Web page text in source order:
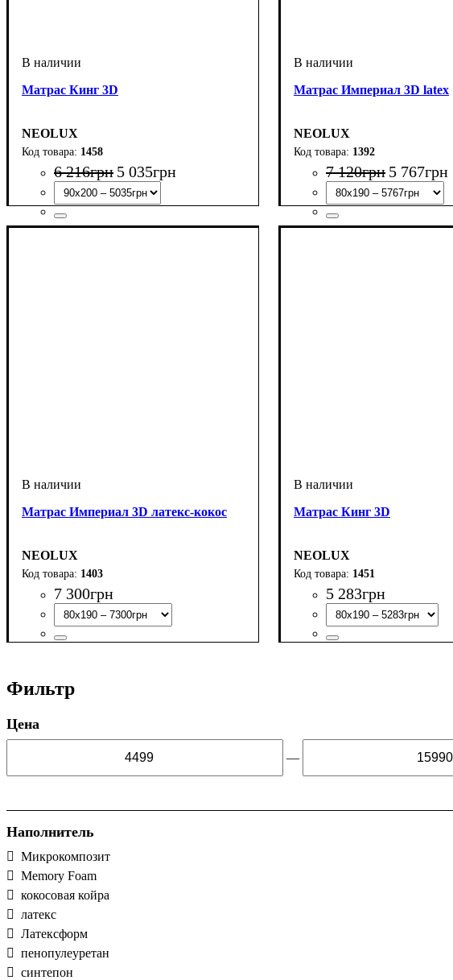
Матрас Кинг 3D
NEOLUX
1458
6 216грн 5 035грн
Матрас Империал 3D latex
NEOLUX
1392
7 120грн 5 767грн
Матрас Империал 3D латекс-кокос
NEOLUX
1403
7 300грн
Матрас Кинг 3D
NEOLUX
1451
5 283грн
Фильтр
Цена
—
Наполнитель
Микрокомпозит
Memory Foam
кокосовая койра
латекс
Латексформ
пенопулеуретан
синтепон